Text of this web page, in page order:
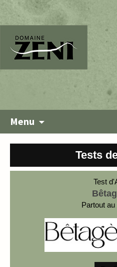
Menu
Tests
Test
Partout